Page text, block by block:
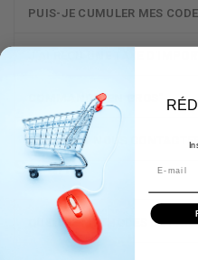
PUIS-JE CUMULER MES
COMMANDE "EN GROS"
COMMENT NOUS
Sécurité
QUELLES MÉTHODES DE